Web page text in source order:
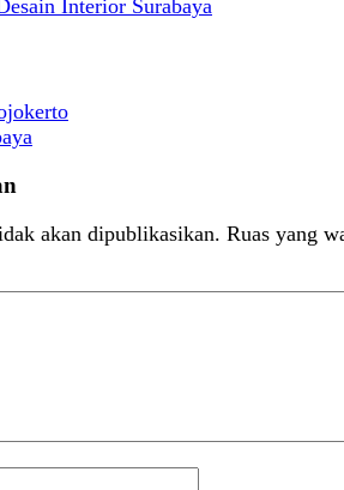
Interior Surabaya
akan dipublikasikan. Ruas yang